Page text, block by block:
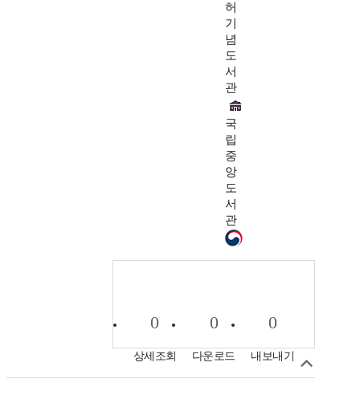
허
기
념
도
서
관
국
립
중
앙
도
서
관
0
상세조회
0
다운로드
0
내보내기